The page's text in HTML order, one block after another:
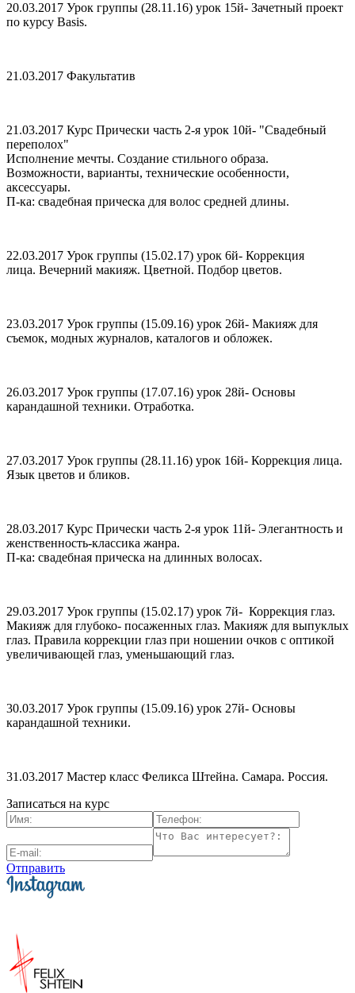
20.03.2017 Урок группы (28.11.16) урок 15й- Зачетный проект
по курсу Basis.
21.03.2017 Факультатив
21.03.2017 Курс Прически часть 2-я урок 10й- "Свадебный
переполох"
Исполнение мечты. Создание стильного образа.
Возможности, варианты, технические особенности,
аксессуары.
П-ка: свадебная прическа для волос средней длины.
22.03.2017 Урок группы (15.02.17) урок 6й- Коррекция
лица. Вечерний макияж. Цветной. Подбор цветов.
23.03.2017 Урок группы (15.09.16) урок 26й- Макияж для
съемок, модных журналов, каталогов и обложек.
26.03.2017 Урок группы (17.07.16) урок 28й- Основы
карандашной техники. Отработка.
27.03.2017 Урок группы (28.11.16) урок 16й- Коррекция лица.
Язык цветов и бликов.
28.03.2017 Курс Прически часть 2-я урок 11й- Элегантность и
женственность-классика жанра.
П-ка: свадебная прическа на длинных волосах.
29.03.2017 Урок группы (15.02.17) урок 7й- Коррекция глаз.
Макияж для глубоко- посаженных глаз. Макияж для выпуклых
глаз. Правила коррекции глаз при ношении очков с оптикой
увеличивающей глаз, уменьшающий глаз.
30.03.2017 Урок группы (15.09.16) урок 27й- Основы
карандашной техники.
31.03.2017 Мастер класс Феликса Штейна. Самара. Россия.
Записаться на курс
Отправить